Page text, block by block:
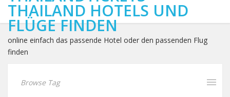
THAILAND HOTELS UND
FLÜGE FINDEN
online einfach das passende Hotel oder den passenden Flug
finden
Browse Tag